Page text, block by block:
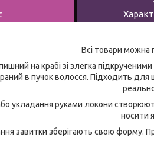
Всі товари можна
на крабі зі злегка
в пучок волосся. Підходить
укладання руками локони
носити
завитки зберігають свою форму.